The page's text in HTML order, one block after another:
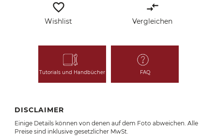
favorite_border
Wishlist
compare_arrows
Vergleichen
Tutorials und Handbücher FAQ
DISCLAIMER
Einige Details können von denen auf dem Foto abweichen. Alle
Preise sind inklusive gesetzlicher MwSt.